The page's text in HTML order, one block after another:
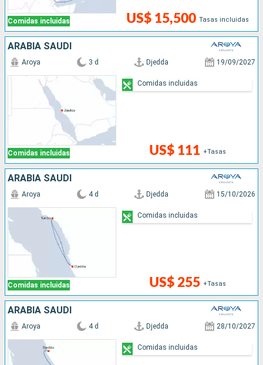
Comidas incluidas US$ 15,500 Tasas incluidas
ARABIA SAUDÍ
Comidas incluidas
Aroya 3 d Djedda 19/09/2027
US$ 111 +Tasas
Comidas incluidas
ARABIA SAUDÍ
Comidas incluidas
Aroya 4 d Djedda 15/10/2026
US$ 255 +Tasas
Comidas incluidas
ARABIA SAUDÍ
Aroya 4 d Djedda 28/10/2027
Comidas incluidas